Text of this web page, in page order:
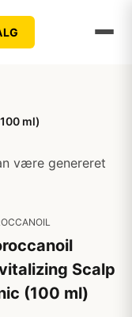
ml)
være genereret
Scalp
(100 ml)